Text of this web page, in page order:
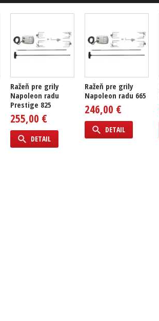
Ražeň pre grily
Napoleon radu
Prestige 825
255,00 €
DETAIL
Ražeň pre grily
Napoleon radu 665
246,00 €
DETAIL